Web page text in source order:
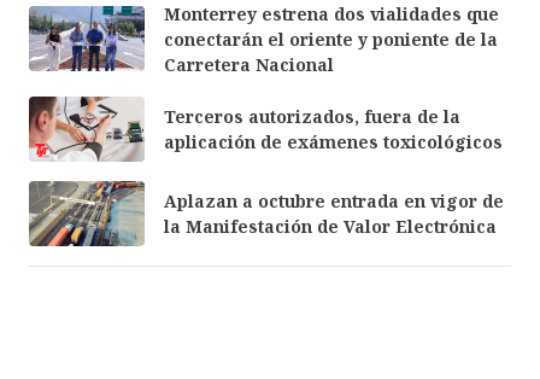
Monterrey estrena dos vialidades que
conectarán el oriente y poniente de la
Carretera Nacional
Terceros autorizados, fuera de la
aplicación de exámenes toxicológicos
Aplazan a octubre entrada en vigor de
la Manifestación de Valor Electrónica